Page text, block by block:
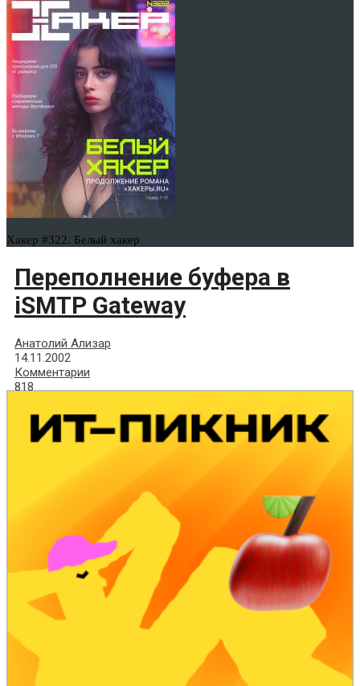
Хакер #322. Белый хакер
Переполнение буфера в
iSMTP Gateway
Анатолий Ализар
14.11.2002
Комментарии
818